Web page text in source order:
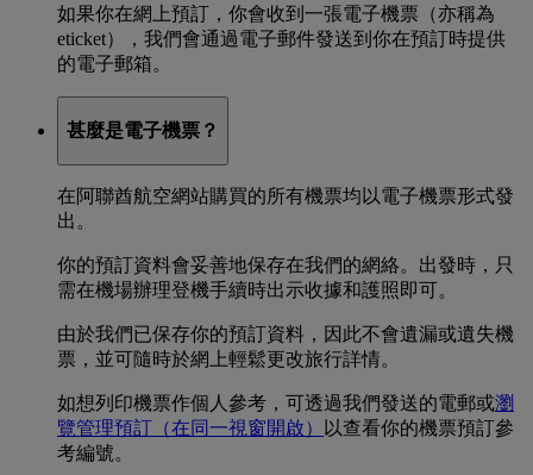
如果你在網上預訂，你會收到一張電子機票（亦稱為
eticket），我們會通過電子郵件發送到你在預訂時提供
的電子郵箱。
甚麼是電子機票？
在阿聯酋航空網站購買的所有機票均以電子機票形式發
出。
你的預訂資料會妥善地保存在我們的網絡。出發時，只
需在機場辦理登機手續時出示收據和護照即可。
由於我們已保存你的預訂資料，因此不會遺漏或遺失機
票，並可隨時於網上輕鬆更改旅行詳情。
如想列印機票作個人參考，可透過我們發送的電郵或瀏
覽管理預訂 （在同一視窗開啟）
以查看你的機票預訂參
考編號。